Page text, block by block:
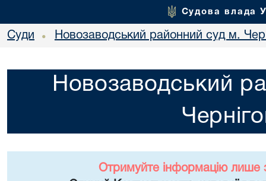
Судова влада
Суди • Новозаводський районний суд м.
Новозаводський
Отримуйте інформацію лише